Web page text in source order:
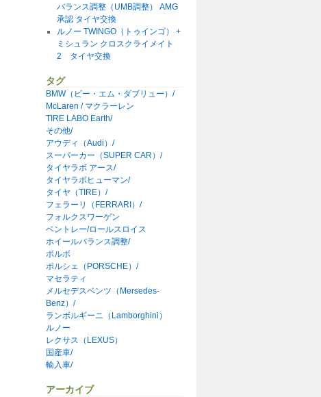
バランス調整（UMB調整） AMG
承認 タイヤ交換
ルノー TWINGO（トゥインゴ） +
ミシュラン クロスクライメイト
2 タイヤ交換
タグ
BMW（ビー・エム・ダブリュー）/
McLaren / マクラーレン
TIRE LABO Earth/
その他/
アウディ（Audi）/
スーパーカー（SUPER CAR）/
タイヤラボ アース/
タイヤラボヒューマン/
タイヤ（TIRE）/
フェラーリ（FERRARI）/
フォルクスワーゲン
ベントレー/ロールスロイス
ホイールバランス調整/
ボルボ
ポルシェ（PORSCHE）/
マセラティ
メルセデスベンツ（Mersedes-
Benz）/
ランボルギーニ（Lamborghini）
ルノー
レクサス（LEXUS）
国産車/
輸入車/
アーカイブ